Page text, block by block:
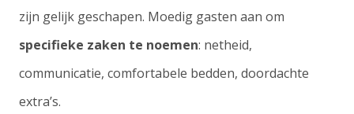
zijn gelijk geschapen. Moedig gasten aan om
specifieke zaken te noemen: netheid,
communicatie, comfortabele bedden, doordachte
extra’s.